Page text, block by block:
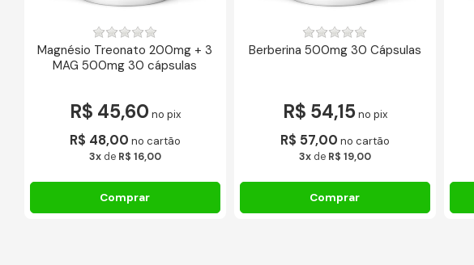
Magnésio Treonato 200mg + 3
MAG 500mg 30 cápsulas
R$ 45,60 no pix
R$ 48,00 no cartão
3xde R$ 16,00
Berberina 500mg 30 Cápsulas
R$ 54,15 no pix
R$ 57,00 no cartão
3xde R$ 19,00